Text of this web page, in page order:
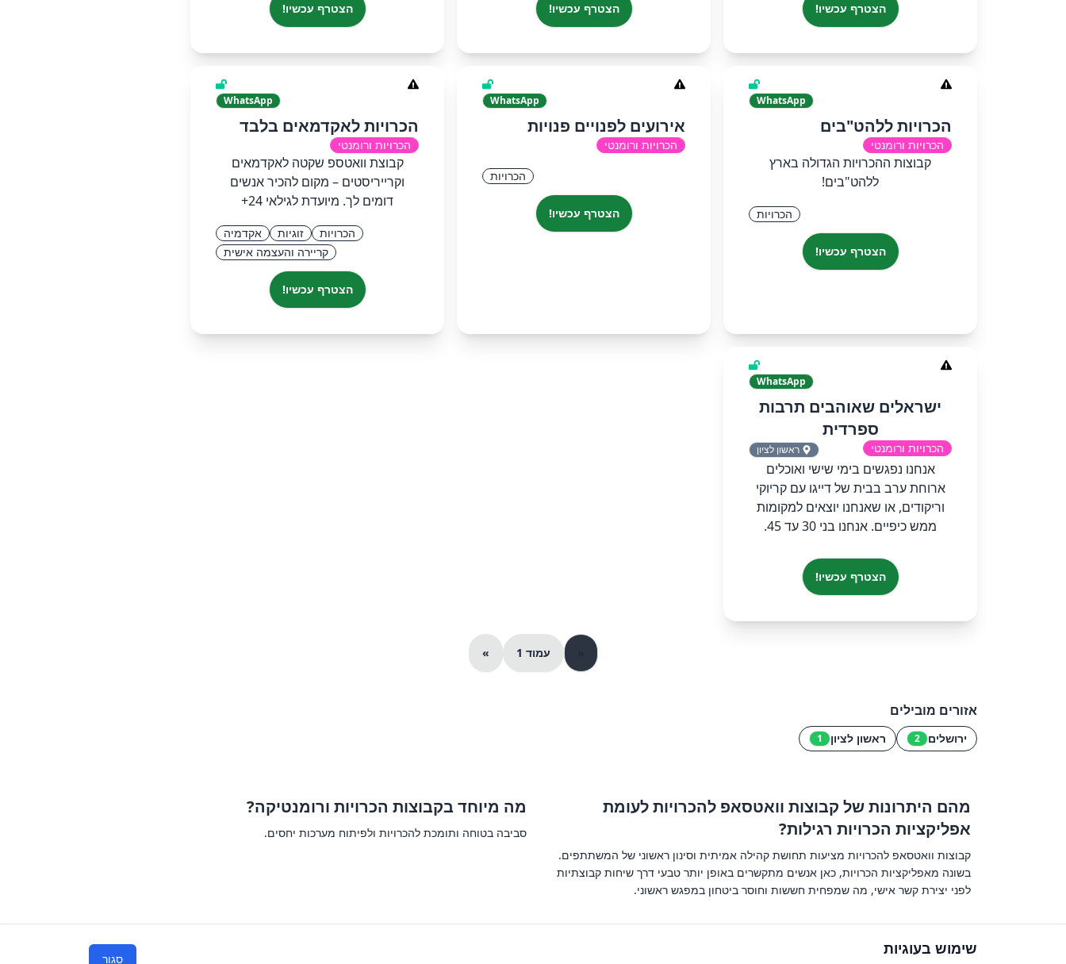
הצטרף עכשיו! הצטרף עכשיו! הצטרף עכשיו!
WhatsApp
הכרויות ללהט"בים
הכרויות ורומנטי
קבוצות ההכרויות הגדולה בארץ
ללהט"בים!
הכרויות
הצטרף עכשיו!
WhatsApp
אירועים לפנויים פנויות
הכרויות ורומנטי
הכרויות
הצטרף עכשיו!
WhatsApp
הכרויות לאקדמאים בלבד
הכרויות ורומנטי
קבוצת וואטספ שקטה לאקדמאים
וקרייריסטים – מקום להכיר אנשים
דומים לך. מיועדת לגילאי 24+
הכרויות זוגיות
אקדמיה
קריירה והעצמה אישית
הצטרף עכשיו!
WhatsApp
ישראלים שאוהבים תרבות
ספרדית
הכרויות ורומנטי ראשון לציון
אנחנו נפגשים בימי שישי ואוכלים
ארוחת ערב בבית של דייגו עם קריוקי
וריקודים, או שאנחנו יוצאים למקומות
ממש כיפיים. אנחנו בני 30 עד 45.
הצטרף עכשיו!
עמוד 1 »
אזורים מובילים
ירושלים 2 ראשון לציון 1
מהם היתרונות של קבוצות וואטסאפ להכרויות לעומת
אפליקציות הכרויות רגילות?
קבוצות וואטסאפ להכרויות מציעות תחושת קהילה אמיתית וסינון ראשוני של המשתתפים.
בשונה מאפליקציות הכרויות, כאן אנשים מתקשרים באופן יותר טבעי דרך שיחות קבוצתיות
לפני יצירת קשר אישי, מה שמפחית חששות וחוסר ביטחון במפגש ראשוני.
מה מיוחד בקבוצות הכרויות ורומנטיקה?
סביבה בטוחה ותומכת להכרויות ולפיתוח מערכות יחסים.
שימוש בעוגיות
סגור